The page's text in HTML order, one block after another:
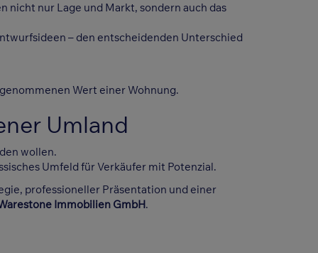
nicht nur Lage und Markt, sondern auch das
– den entscheidenden Unterschied
Wert einer Wohnung.
Umland
wollen.
Umfeld für Verkäufer mit Potenzial.
professioneller Präsentation und einer
Immobilien GmbH.